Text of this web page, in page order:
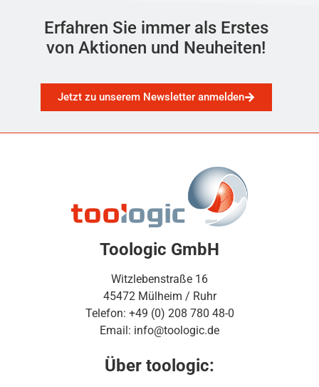
Erfahren Sie immer als Erstes
von Aktionen und Neuheiten!
Jetzt zu unserem Newsletter anmelden
Toologic GmbH
Witzlebenstraße 16
45472 Mülheim / Ruhr
Telefon: +49 (0) 208 780 48-0
Email: info@toologic.de
Über toologic: